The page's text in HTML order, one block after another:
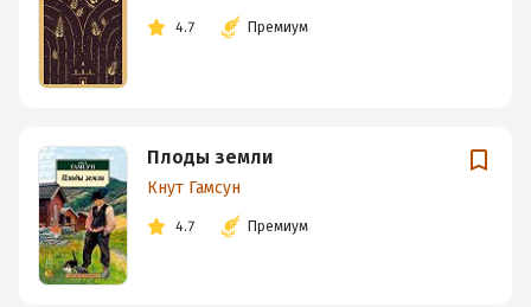
4.7 Премиум
Плоды земли
Кнут Гамсун
4.7 Премиум